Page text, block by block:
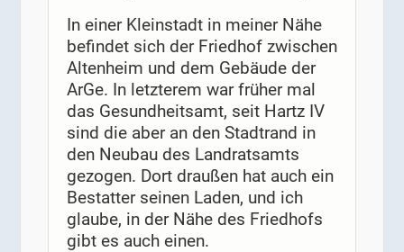
In einer Kleinstadt in meiner Nähe
befindet sich der Friedhof zwischen
Altenheim und dem Gebäude der
ArGe. In letzterem war früher mal
das Gesundheitsamt, seit Hartz IV
sind die aber an den Stadtrand in
den Neubau des Landratsamts
gezogen. Dort draußen hat auch ein
Bestatter seinen Laden, und ich
glaube, in der Nähe des Friedhofs
gibt es auch einen.